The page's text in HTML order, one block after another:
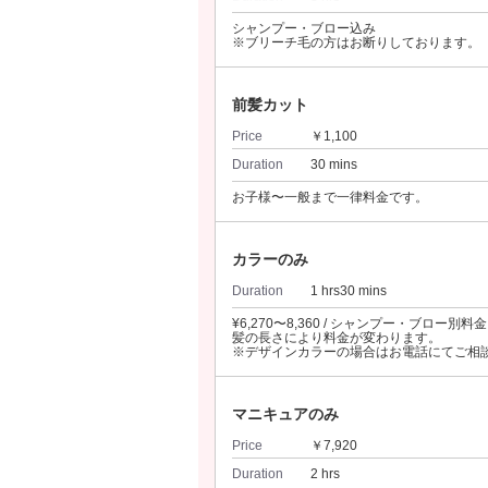
シャンプー・ブロー込み
※ブリーチ毛の方はお断りしております。
前髪カット
Price
￥1,100
Duration
30 mins
お子様〜一般まで一律料金です。
カラーのみ
Duration 1 hrs30 mins
¥6,270〜8,360 / シャンプー・ブロー別料金
髪の長さにより料金が変わります。
※デザインカラーの場合はお電話にてご相
マニキュアのみ
Price
￥7,920
Duration
2 hrs